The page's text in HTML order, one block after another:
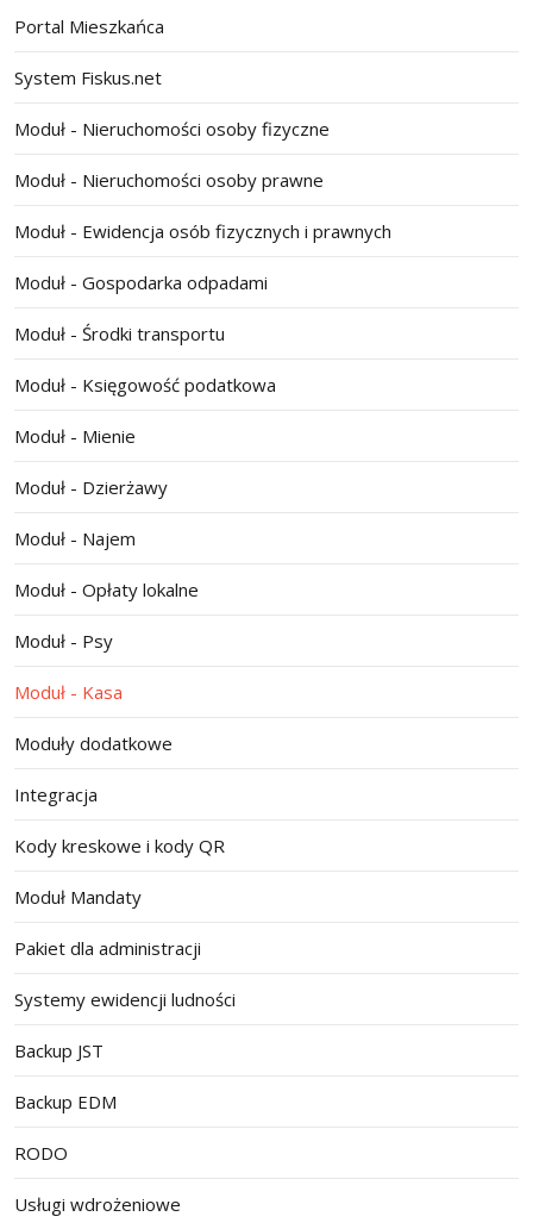
Portal Mieszkańca
System Fiskus.net
Moduł - Nieruchomości osoby fizyczne
Moduł - Nieruchomości osoby prawne
Moduł - Ewidencja osób fizycznych i prawnych
Moduł - Gospodarka odpadami
Moduł - Środki transportu
Moduł - Księgowość podatkowa
Moduł - Mienie
Moduł - Dzierżawy
Moduł - Najem
Moduł - Opłaty lokalne
Moduł - Psy
Moduł - Kasa
Moduły dodatkowe
Integracja
Kody kreskowe i kody QR
Moduł Mandaty
Pakiet dla administracji
Systemy ewidencji ludności
Backup JST
Backup EDM
RODO
Usługi wdrożeniowe